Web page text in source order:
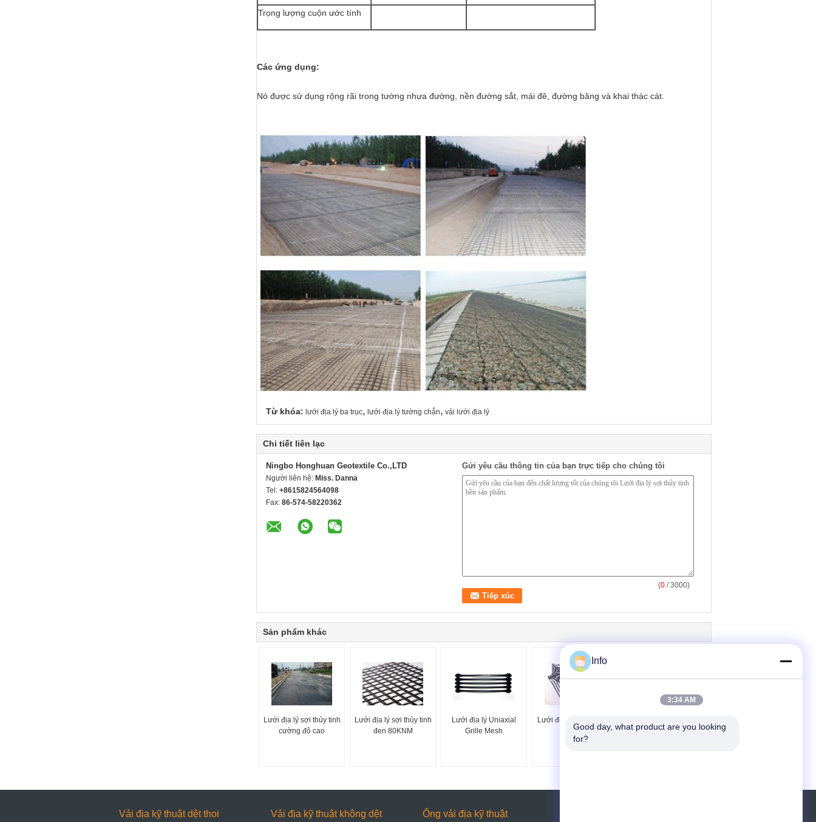
Trọng lượng cuộn ước tính
Các ứng dụng:
Nó được sử dụng rộng rãi trong tường nhựa đường, nền đường sắt, mái đê, đường băng và khai thác cát.
Từ khóa: lưới địa lý ba trục, lưới địa lý tường chắn, vải lưới địa lý
Chi tiết liên lạc
Ningbo Honghuan Geotextile Co.,LTD
Người liên hệ: Miss. Danna
Tel: +8615824564098
Fax: 86-574-58220362
Gửi yêu cầu thông tin của bạn trực tiếp cho chúng tôi
(0 / 3000)
Sản phẩm khác
Lưới địa lý sợi thủy tinh
cường độ cao
Lưới địa lý sợi thủy tinh
đen 80KNM
Lưới địa lý Uniaxial
Grille Mesh
Lưới địa lý đơn trục PP
bền
cường độ cao
Vải địa kỹ thuật dệt thoi Vải địa kỹ thuật không dệt Ống vải địa kỹ thuật
Info
3:34 AM
Good day, what product are you looking
for?